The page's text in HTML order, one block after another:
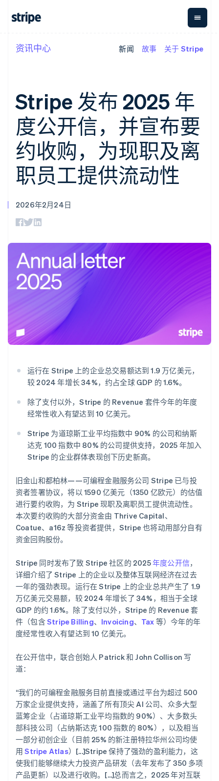
支付
Payment links
无代码支付
Checkout
预构建支付界
面
Elements
灵活的 UI 组件
支付方式
支持 125 种以
上
Boost
化
Metronome
按用量计费
Subscriptions
订阅管理
Invoicing
一次性或定期
账单
Tax
销售税和增值
税自动化
数据同步
资金管
Payouts
方打款
平台
更多
Product roadmap
Radar
欺诈防范
Atlas
Climate
碳移除
Stripe Sessions 2026
了解 Stripe 如何为 AI 构建经济基础设施。
立即观看
按应用场景
智能体商务
加密货币
电子商务
嵌入式金融
财务自动化
全球化企业
按行业
AI 企业
创作者经济
游戏
酒店、旅游与休闲
零售
生态系统
Stripe App Marketplace
Stripe Apps
指南
接受线上付款
实施预置结账流程
构建平台或交易市场
管理订阅
资源
应用集成
代码示例
开发者博客
API 状态
支持
获取支持
托管支持方案
专业服务
招聘
资讯中心
Stripe Press
联系
资讯中心 新闻 故事 关于 Stripe
Stripe 发布 2025 年
度公开信，并宣布要
约收购，为现职及离
职员工提供流动性
2026年2月24日
运行在 Stripe 上的企业总交易额达到 1.9 万亿美元，
较 2024 年增长 34%，约占全球 GDP 的 1.6%。
除了支付以外，Stripe 的 Revenue 套件今年的年度
经常性收入有望达到 10 亿美元。
Stripe 为道琼斯工业平均指数中 90% 的公司和纳斯
达克 100 指数中 80% 的公司提供支持，2025 年加入
Stripe 的企业群体表现创下历史新高。
旧金山和都柏林——可编程金融服务公司 Stripe 已与投
资者签署协议，将以 1590 亿美元（1350 亿欧元）的估值
进行要约收购，为 Stripe 现职及离职员工提供流动性。
本次要约收购的大部分资金由 Thrive Capital、
Coatue、a16z 等投资者提供，Stripe 也将动用部分自有
资金回购股份。
Stripe 同时发布了致 Stripe 社区的 2025年度公开信，
详细介绍了 Stripe 上的企业以及整体互联网经济在过去
一年的强劲表现。运行在 Stripe 上的企业总共产生了 1.9
万亿美元交易额，较 2024 年增长了 34%，相当于全球
GDP 的约 1.6%。除了支付以外，Stripe 的 Revenue 套
件（包含Stripe Billing、 Invoicing、 Tax 等）今年的年
度经常性收入有望达到 10 亿美元。
在公开信中，联合创始人 Patrick 和 John Collison 写
道：
“我们的可编程金融服务目前直接或通过平台为超过 500
万家企业提供支持，涵盖了所有顶尖 AI 公司、众多大型
蓝筹企业（占道琼斯工业平均指数的 90%）、大多数头
部科技公司（占纳斯达克 100 指数的 80%），以及相当
一部分初创企业（目前 25% 的新注册特拉华州公司均使
用Stripe Atlas）[...]Stripe 保持了强劲的盈利能力，这
使我们能够继续大力投资产品研发（去年发布了 350 多项
产品更新）以及进行收购。[...]总而言之，2025 年对互联